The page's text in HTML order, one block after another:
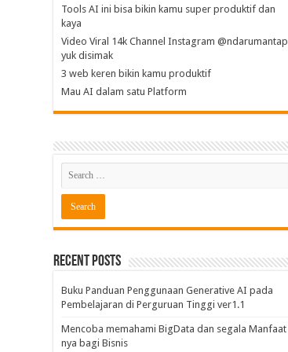
Tools AI ini bisa bikin kamu super produktif dan
kaya
Video Viral 14k Channel Instagram @ndarumantap
yuk disimak
3 web keren bikin kamu produktif
Mau AI dalam satu Platform
Recent Posts
Buku Panduan Penggunaan Generative AI pada
Pembelajaran di Perguruan Tinggi ver1.1
Mencoba memahami BigData dan segala Manfaat
nya bagi Bisnis